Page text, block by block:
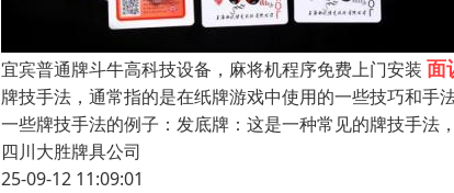
宜宾普通牌斗牛高科技设备，麻将机程序免费上门安装 面
牌技手法，通常指的是在纸牌游戏中使用的一些技巧和
一些牌技手法的例子：发底牌：这是一种常见的牌技手
四川大胜牌具公司
25-09-12 11:09:01